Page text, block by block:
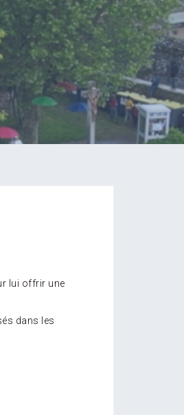
lui offrir une
dans les